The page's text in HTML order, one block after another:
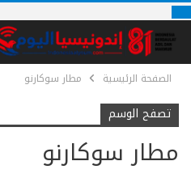
الصفحة الرئيسية مطار سوكارنو
تصفح الوسم
مطار سوكارنو